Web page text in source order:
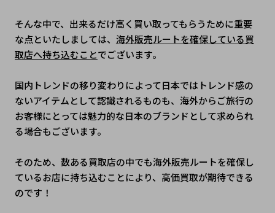
そんな中で、出来るだけ高く買い取ってもらうために重要
な点といたしましては、 海外販売ルートを確保している買
取店へ持ち込むことでございます。
国内トレンドの移り変わりによって日本ではトレンド感の
ないアイテムとして認識されるものも、海外からご旅行の
お客様にとっては魅力的な日本のブランドとして求められ
る場合もございます。
そのため、数ある買取店の中でも海外販売ルートを確保し
ているお店に持ち込むことにより、高価買取が期待できる
のです！